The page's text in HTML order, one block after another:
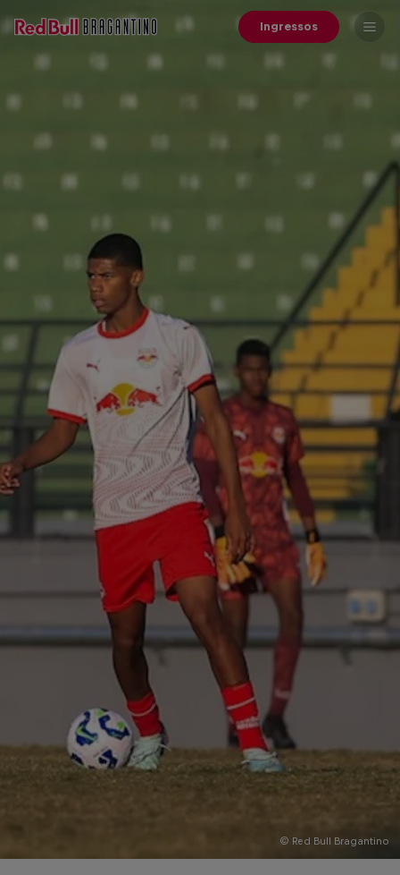
Ingressos
© Red Bull Bragantino